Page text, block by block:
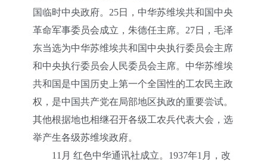
国临时中央政府。25日，中华苏维埃共和国中央
革命军事委员会成立，朱德任主席。27日，毛泽
东当选为中华苏维埃共和国中央执行委员会主席
和中央执行委员会人民委员会主席。中华苏维埃
共和国是中国历史上第一个全国性的工农民主政
权，是中国共产党在局部地区执政的重要尝试。
其他根据地也相继召开各级工农兵代表大会，选
举产生各级苏维埃政府。
11月 红色中华通讯社成立。1937年1月，改